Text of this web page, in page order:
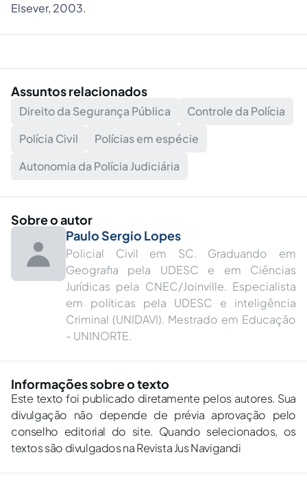
Elsever, 2003.
Assuntos relacionados
Direito da Segurança Pública
Controle da Polícia
Polícia Civil
Polícias em espécie
Autonomia da Polícia Judiciária
Sobre o autor
Paulo Sergio Lopes
Policial Civil em SC. Graduando em
Geografia pela UDESC e em Ciências
Jurídicas pela CNEC/Joinville. Especialista
em políticas pela UDESC e inteligência
Criminal (UNIDAVI). Mestrado em Educação
- UNINORTE.
Informações sobre o texto
Este texto foi publicado diretamente pelos autores. Sua
divulgação não depende de prévia aprovação pelo
conselho editorial do site. Quando selecionados, os
textos são divulgados na Revista Jus Navigandi